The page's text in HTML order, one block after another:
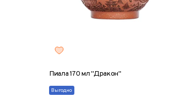
Пиала 170 мл "Дракон"
Выгодно